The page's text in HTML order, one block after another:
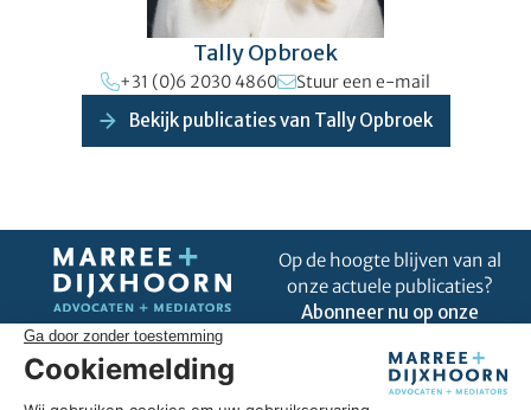
Tally Opbroek
+31 (0)6 2030 4860 Stuur een e-mail
Bekijk publicaties van Tally Opbroek
Op de hoogte blijven van al
onze actuele publicaties?
Abonneer nu op onze